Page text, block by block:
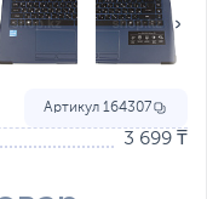
Артикул 164307
3 699 ₸